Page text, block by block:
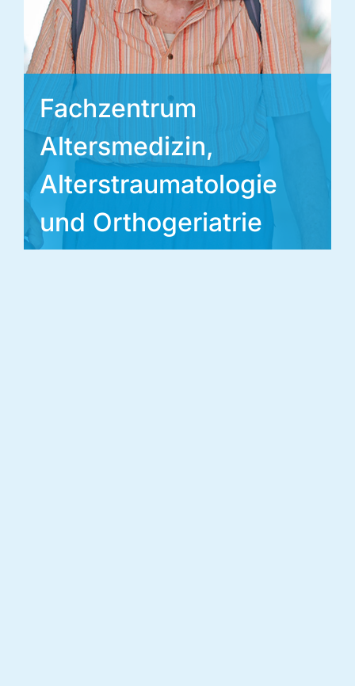
Fachzentrum
Altersmedizin,
Alterstraumatologie
und Orthogeriatrie